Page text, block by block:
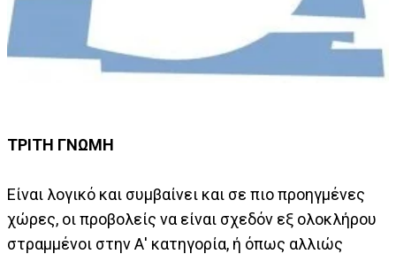
ΤΡΙΤΗ ΓΝΩΜΗ
Είναι λογικό και συμβαίνει και σε πιο προηγμένες
χώρες, οι προβολείς να είναι σχεδόν εξ ολοκλήρου
στραμμένοι στην Α' κατηγορία, ή όπως αλλιώς